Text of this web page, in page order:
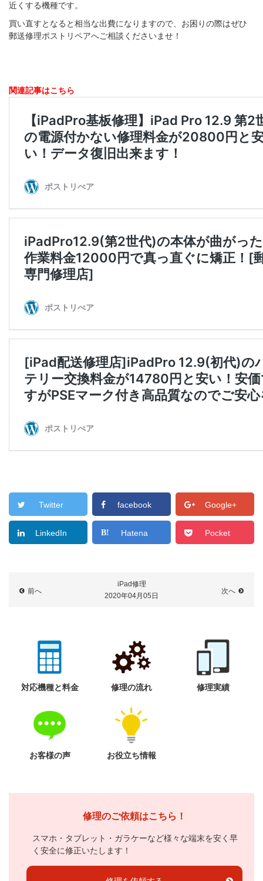
近くする機種です。
買い直すとなると相当な出費になりますので、お困りの際はぜひ
郵送修理ポストリペアへご相談くださいませ！
関連記事はこちら
Twitter facebook Google+
LinkedIn Hatena Pocket
iPad修理
2020年04月05日
前へ 次へ
対応機種と料金 修理の流れ 修理実績
お客様の声 お役立ち情報
修理のご依頼はこちら！
スマホ・タブレット・ガラケーなど様々な端末を安く早
く安全に修正いたします！